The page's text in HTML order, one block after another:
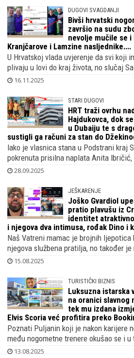
DUGOVI SVAGDANJI
Bivši hrvatski
završio na sudu
nevolje mučile se i
Kranjčarove i Lamzine nasljednike....
U Hrvatskoj vlada uvjerenje da svi koji
plivaju u lovi do kraj života, no slučaj
16.11.2025
STARI DUGOVI
HRT traži ovrhu
Hajdukovca, dok
u Dubaiju te s
sustigli ga računi za stan do
Iako je vlasnica stana u Podstrani kraj
pokrenuta prisilna naplata Anita Ibričić,
28.09.2025
JEŠKARENJE
Joško Gvardiol
pratio plavušu iz
identitet
i njegova dva intimusa, rođak Dino i
Naš Vatreni mamac je brojnih ljepotica
njegova službena pratilja, no također je
15.08.2025
TURISTIČKI BIZNIS
Luksuzna istarska
na oranici
tek mu izdana
Elvis Scoria već profitira preko
Poznati Puljanin koji je nakon karijere
među nogometne trenere okušao se i
13.08.2025